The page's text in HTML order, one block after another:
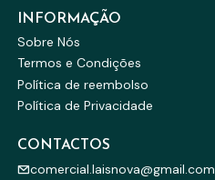
INFORMAÇÃO
Sobre Nós
Termos e Condições
Política de reembolso
Política de Privacidade
CONTACTOS
comercial.laisnova@gmail.com